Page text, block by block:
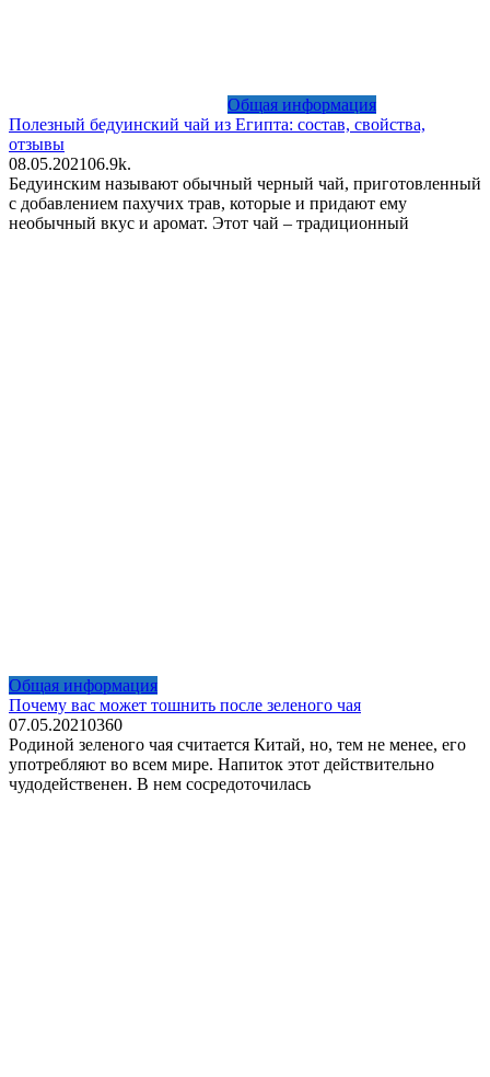
Общая информация
Полезный бедуинский чай из Египта: состав, свойства,
отзывы
08.05.202106.9k.
Бедуинским называют обычный черный чай, приготовленный
с добавлением пахучих трав, которые и придают ему
необычный вкус и аромат. Этот чай – традиционный
Общая информация
Почему вас может тошнить после зеленого чая
07.05.20210360
Родиной зеленого чая считается Китай, но, тем не менее, его
употребляют во всем мире. Напиток этот действительно
чудодейственен. В нем сосредоточилась